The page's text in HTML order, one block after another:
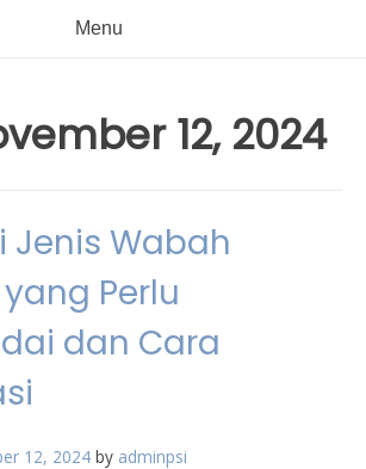
Menu
12, 2024
Jenis Wabah
Perlu
dan Cara
12, 2024 by adminpsi